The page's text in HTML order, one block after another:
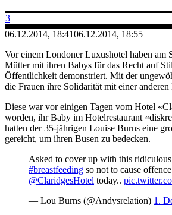
3
06.12.2014, 18:4106.12.2014, 18:55
Vor einem Londoner Luxushotel haben am
Mütter mit ihren Babys für das Recht auf
Öffentlichkeit demonstriert. Mit der
die Frauen ihre Solidarität mit einer
Diese war vor einigen Tagen vom Hotel
worden, ihr Baby im Hotelrestaurant
hatten der 35-jährigen Louise Burns eine
gereicht, um ihren Busen zu bedecken.
Asked to cover up with this
#breastfeeding so not to cause offence
@ClaridgesHotel today..
— Lou Burns (@Andysrelation) 1.